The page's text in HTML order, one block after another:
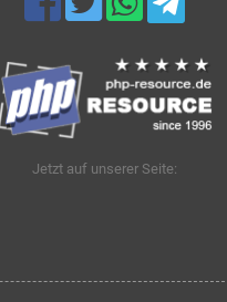
Jetzt auf unserer Seite: